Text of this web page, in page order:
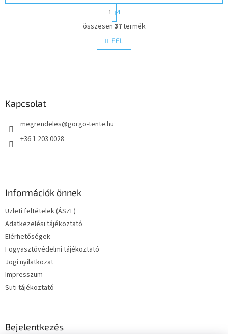
L
i
s
t
t
L
a
p
o
z
á
1 4
összesen 37termék
FEL
Kapcsolat
megrendeles@gorgo-tente.hu
+36 1 203 0028
Információk önnek
Üzleti feltételek (ÁSZF)
Adatkezelési tájékoztató
Elérhetőségek
Fogyasztóvédelmi tájékoztató
Jogi nyilatkozat
Impresszum
Süti tájékoztató
Bejelentkezés